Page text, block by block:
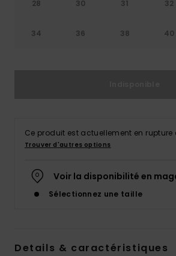
la FAQ
28 30 31 32
34 36 38 40
Ce produit est actuellement en rupture
Trouver d'autres options
Voir la disponibilité en
Sélectionnez une taille
Details & caractéristiques